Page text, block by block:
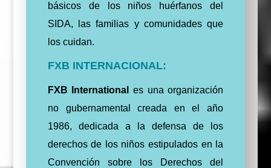
básicos de los niños huérfanos del
SIDA, las familias y comunidades que
los cuidan.
FXB INTERNACIONAL:
FXB International es una organización
no gubernamental creada en el año
1986, dedicada a la defensa de los
derechos de los niños estipulados en la
Convención sobre los Derechos del